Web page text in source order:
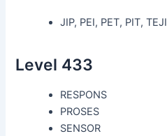
JIP, PEI, PET, PIT, TEJI
Level 433
RESPONS
PROSES
SENSOR